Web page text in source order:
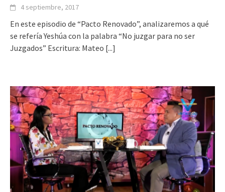
4 septiembre, 2017
En este episodio de “Pacto Renovado”, analizaremos a qué
se refería Yeshúa con la palabra “No juzgar para no ser
Juzgados” Escritura: Mateo [...]